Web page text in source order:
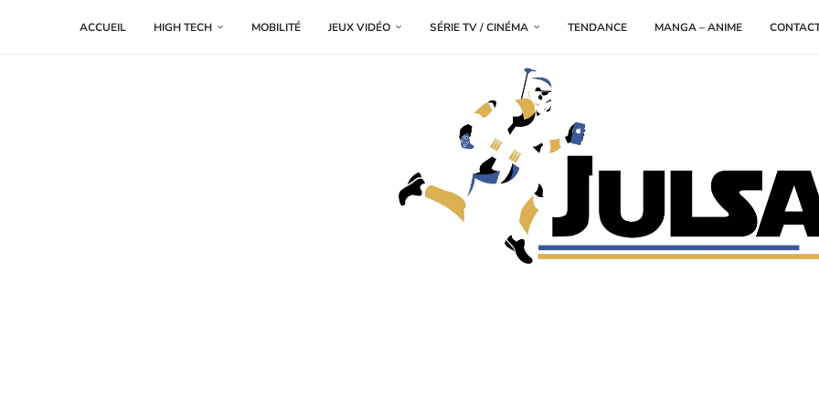
ACCUEIL HIGH TECH MOBILITÉ JEUX VIDÉO SÉRIE TV / CINÉMA TENDANCE MANGA – ANIME